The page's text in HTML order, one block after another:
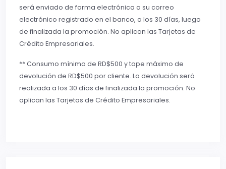
será enviado de forma electrónica a su correo
electrónico registrado en el banco, a los 30 días, luego
de finalizada la promoción. No aplican las Tarjetas de
Crédito Empresariales.
** Consumo mínimo de RD$500 y tope máximo de
devolución de RD$500 por cliente. La devolución será
realizada a los 30 días de finalizada la promoción. No
aplican las Tarjetas de Crédito Empresariales.